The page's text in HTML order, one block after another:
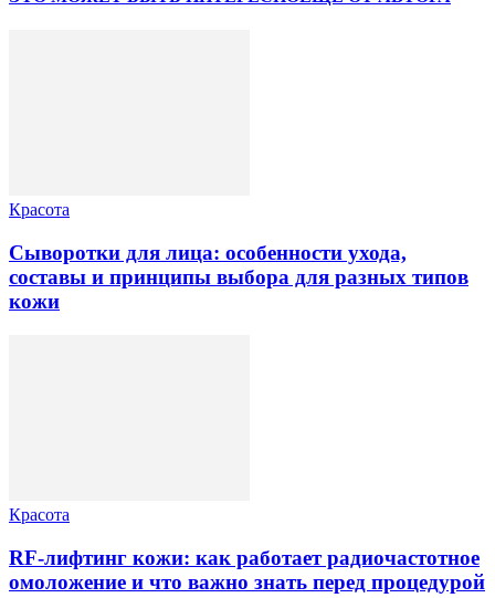
Красота
Сыворотки для лица: особенности ухода,
составы и принципы выбора для разных типов
кожи
Красота
RF-лифтинг кожи: как работает радиочастотное
омоложение и что важно знать перед процедурой